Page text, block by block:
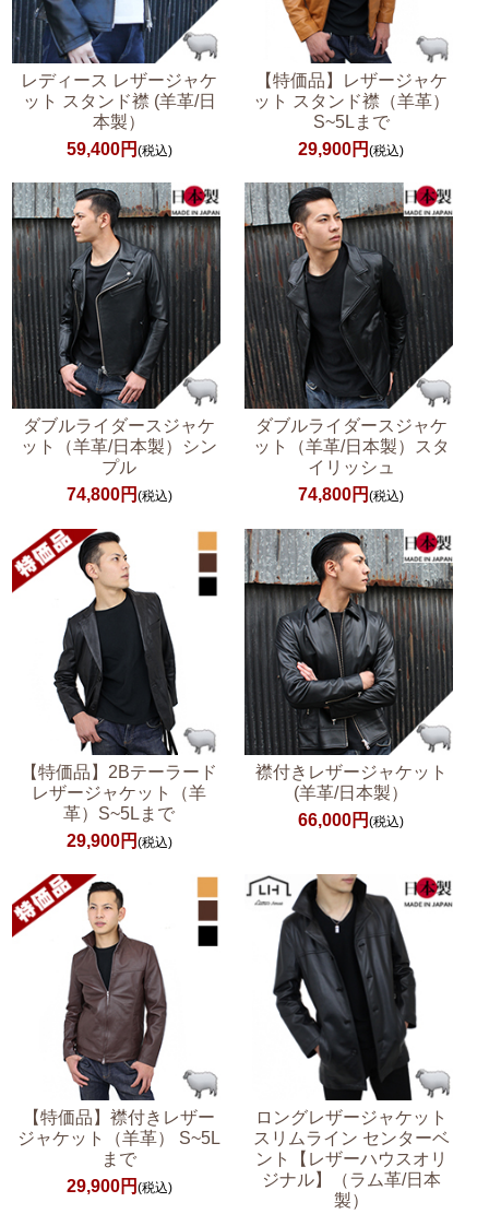
レディース レザージャケ
ット スタンド襟 (羊革/日
本製）
59,400円 (税込)
【特価品】レザージャケ
ット スタンド襟（羊革）
S~5Lまで
29,900円(税込)
ダブルライダースジャケ
ット（羊革/日本製）シン
プル
74,800円 (税込)
ダブルライダースジャケ
ット（羊革/日本製）スタ
イリッシュ
74,800円(税込)
【特価品】2Bテーラード
レザージャケット（羊
革）S~5Lまで
29,900円 (税込)
襟付きレザージャケット
(羊革/日本製）
66,000円(税込)
【特価品】襟付きレザー
ジャケット（羊革） S~5L
まで
29,900円 (税込)
ロングレザージャケット
スリムライン センターベ
ント【レザーハウスオリ
ジナル】（ラム革/日本
製）